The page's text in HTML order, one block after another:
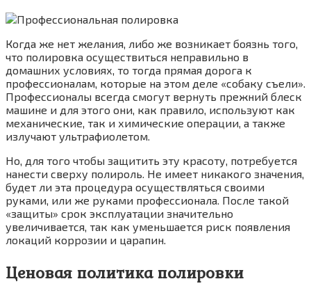
Когда же нет желания, либо же возникает боязнь того,
что полировка осуществиться неправильно в
домашних условиях, то тогда прямая дорога к
профессионалам, которые на этом деле «собаку съели».
Профессионалы всегда смогут вернуть прежний блеск
машине и для этого они, как правило, используют как
механические, так и химические операции, а также
излучают ультрафиолетом.
Но, для того чтобы защитить эту красоту, потребуется
нанести сверху полироль. Не имеет никакого значения,
будет ли эта процедура осуществляться своими
руками, или же руками профессионала. После такой
«защиты» срок эксплуатации значительно
увеличивается, так как уменьшается риск появления
локаций коррозии и царапин.
Ценовая политика полировки